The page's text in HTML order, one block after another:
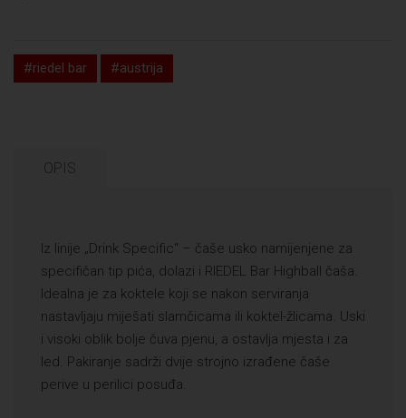
#riedel bar #austrija
OPIS
Iz linije „Drink Specific“ – čaše usko namijenjene za
specifičan tip pića, dolazi i RIEDEL Bar Highball čaša.
Idealna je za koktele koji se nakon serviranja
nastavljaju miješati slamčicama ili koktel-žlicama. Uski
i visoki oblik bolje čuva pjenu, a ostavlja mjesta i za
led. Pakiranje sadrži dvije strojno izrađene čaše
perive u perilici posuđa.